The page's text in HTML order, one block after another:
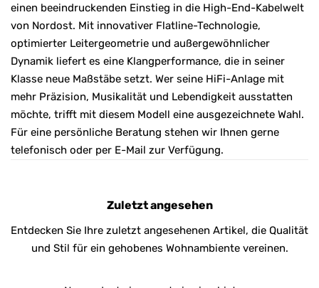
einen beeindruckenden Einstieg in die High-End-Kabelwelt
von Nordost. Mit innovativer Flatline-Technologie,
optimierter Leitergeometrie und außergewöhnlicher
Dynamik liefert es eine Klangperformance, die in seiner
Klasse neue Maßstäbe setzt. Wer seine HiFi-Anlage mit
mehr Präzision, Musikalität und Lebendigkeit ausstatten
möchte, trifft mit diesem Modell eine ausgezeichnete Wahl.
Für eine persönliche Beratung stehen wir Ihnen gerne
telefonisch oder per E-Mail zur Verfügung.
Zuletzt angesehen
Entdecken Sie Ihre zuletzt angesehenen Artikel, die Qualität
und Stil für ein gehobenes Wohnambiente vereinen.